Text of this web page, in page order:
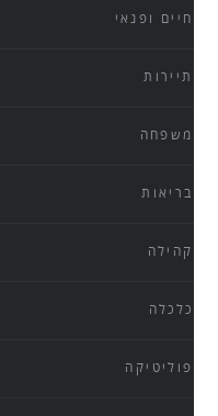
חיים ופנאי
תיירות
משפחה
בריאות
קהילה
כלכלה
פוליטיקה